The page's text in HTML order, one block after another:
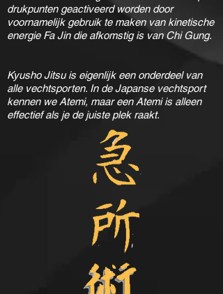
drukpunten geactiveerd worden door
voornamelijk gebruik te maken van kinetische
energie Fa Jin die afkomstig is van Chi Gung.
Kyusho Jitsu is eigenlijk een onderdeel van
alle vechtsporten. In de Japanse vechtsport
kennen we Atemi, maar een Atemi is alleen
effectief als je de juiste plek raakt.